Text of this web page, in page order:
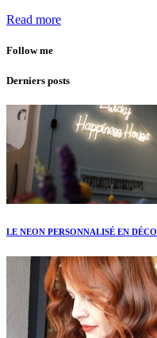
Read more
Follow me
Derniers posts
LE NEON PERSONNALISÉ EN DÉCO